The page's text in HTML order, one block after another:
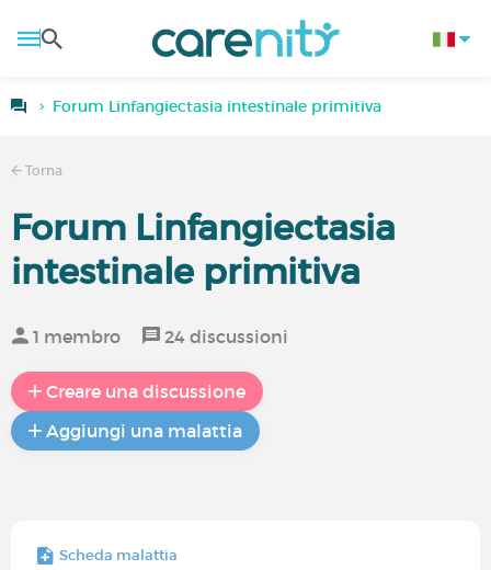
Forum Linfangiectasia intestinale primitiva
Torna
Forum Linfangiectasia
intestinale primitiva
1 membro 24 discussioni
Creare una discussione
Aggiungi una malattia
Scheda malattia